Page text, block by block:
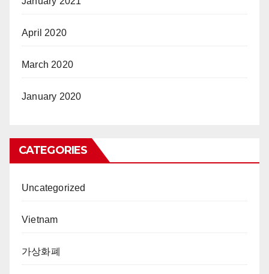
April 2020
March 2020
January 2020
CATEGORIES
Uncategorized
Vietnam
가상화폐